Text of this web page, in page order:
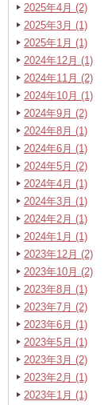
2025年4月 (2)
2025年3月 (1)
2025年1月 (1)
2024年12月 (1)
2024年11月 (2)
2024年10月 (1)
2024年9月 (2)
2024年8月 (1)
2024年6月 (1)
2024年5月 (2)
2024年4月 (1)
2024年3月 (1)
2024年2月 (1)
2024年1月 (1)
2023年12月 (2)
2023年10月 (2)
2023年8月 (1)
2023年7月 (2)
2023年6月 (1)
2023年5月 (1)
2023年3月 (2)
2023年2月 (1)
2023年1月 (1)